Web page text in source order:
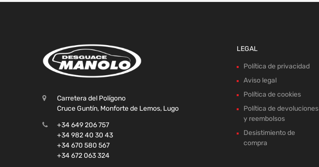
Carretera del Polígono
Cruce Guntín, Monforte de Lemos, Lugo
+34 649 206 757
+34 982 40 30 43
+34 670 580 567
+34 672 063 324
LEGAL
Política de privacidad
Aviso legal
Política de cookies
Política de devoluciones
y reembolsos
Desistimiento de
compra